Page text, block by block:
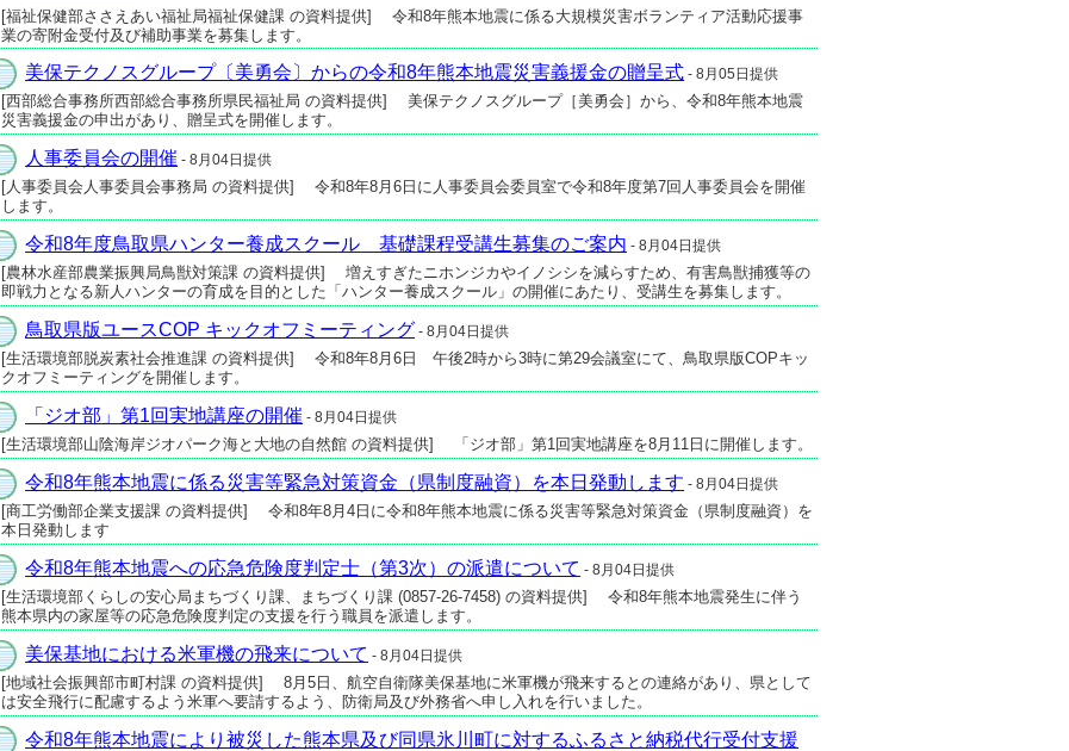
[福祉保健部ささえあい福祉局福祉保健課 の資料提供] 令和8年熊本地震に係る大規模災害ボランティア活動応援事
業の寄附金受付及び補助事業を募集します。
美保テクノスグループ〔美勇会〕からの令和8年熊本地震災害義援金の贈呈式 - 8月05日提供
[西部総合事務所西部総合事務所県民福祉局 の資料提供] 美保テクノスグループ［美勇会］から、令和8年熊本地震
災害義援金の申出があり、贈呈式を開催します。
人事委員会の開催 - 8月04日提供
[人事委員会人事委員会事務局 の資料提供] 令和8年8月6日に人事委員会委員室で令和8年度第7回人事委員会を開催
します。
令和8年度鳥取県ハンター養成スクール 基礎課程受講生募集のご案内 - 8月04日提供
[農林水産部農業振興局鳥獣対策課 の資料提供] 増えすぎたニホンジカやイノシシを減らすため、有害鳥獣捕獲等の
即戦力となる新人ハンターの育成を目的とした「ハンター養成スクール」の開催にあたり、受講生を募集します。
鳥取県版ユースCOP キックオフミーティング - 8月04日提供
[生活環境部脱炭素社会推進課 の資料提供] 令和8年8月6日 午後2時から3時に第29会議室にて、鳥取県版COPキッ
クオフミーティングを開催します。
「ジオ部」第1回実地講座の開催 - 8月04日提供
[生活環境部山陰海岸ジオパーク海と大地の自然館 の資料提供] 「ジオ部」第1回実地講座を8月11日に開催します。
令和8年熊本地震に係る災害等緊急対策資金（県制度融資）を本日発動します - 8月04日提供
[商工労働部企業支援課 の資料提供] 令和8年8月4日に令和8年熊本地震に係る災害等緊急対策資金（県制度融資）を
本日発動します
令和8年熊本地震への応急危険度判定士（第3次）の派遣について - 8月04日提供
[生活環境部くらしの安心局まちづくり課、まちづくり課 (0857-26-7458) の資料提供] 令和8年熊本地震発生に伴う
熊本県内の家屋等の応急危険度判定の支援を行う職員を派遣します。
美保基地における米軍機の飛来について - 8月04日提供
[地域社会振興部市町村課 の資料提供] 8月5日、航空自衛隊美保基地に米軍機が飛来するとの連絡があり、県として
は安全飛行に配慮するよう米軍へ要請するよう、防衛局及び外務省へ申し入れを行いました。
令和8年熊本地震により被災した熊本県及び同県氷川町に対するふるさと納税代行受付支援